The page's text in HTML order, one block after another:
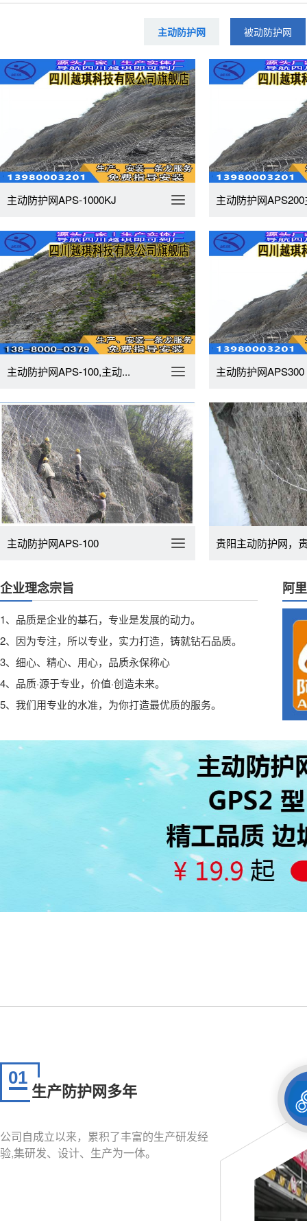
主动防护网 被动防护网
主动防护网APS-1000KJ 主动防护网
主动防护网APS-100,主动... 主动防护网APS300
主动防护网APS-100 贵阳主动防护网，
企业理念宗旨
1、品质是企业的基石，专业是发展的动力。
2、因为专注，所以专业，实力打造，铸就钻石品质。
3、细心、精心、用心，品质永保称心
4、品质·源于专业，价值·创造未来。
5、我们用专业的水准，为你打造最优质的服务。
阿
01
生产防护网多年
公司自成立以来，累积了丰富的生产研发经
验,集研发、设计、生产为一体。